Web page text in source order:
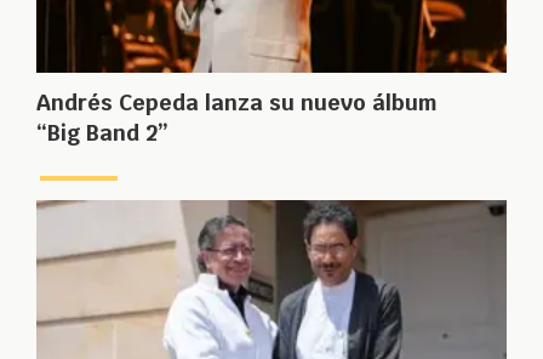
Andrés Cepeda lanza su nuevo álbum
“Big Band 2”